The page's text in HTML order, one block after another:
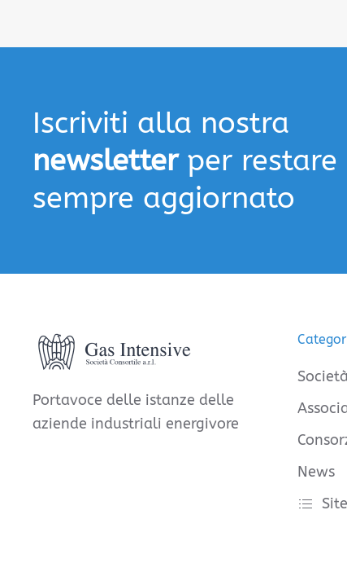
Iscriviti alla nostra
newsletterper restare
sempre aggiornato
Portavoce delle istanze delle
aziende industriali energivore
News